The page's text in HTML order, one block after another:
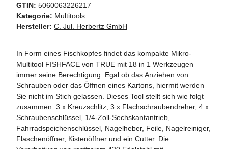
GTIN: 5060063226217
Kategorie: Multitools
Hersteller: C. Jul. Herbertz GmbH
In Form eines Fischkopfes findet das kompakte Mikro-
Multitool FISHFACE von TRUE mit 18 in 1 Werkzeugen
immer seine Berechtigung. Egal ob das Anziehen von
Schrauben oder das Öffnen eines Kartons, hiermit werden
Sie nicht im Stich gelassen. Dieses Tool stellt sich wie folgt
zusammen: 3 x Kreuzschlitz, 3 x Flachschraubendreher, 4 x
Schraubenschlüssel, 1/4-Zoll-Sechskantantrieb,
Fahrradspeichenschlüssel, Nagelheber, Feile, Nagelreiniger,
Flaschenöffner, Kistenöffner und ein Cutter. Die